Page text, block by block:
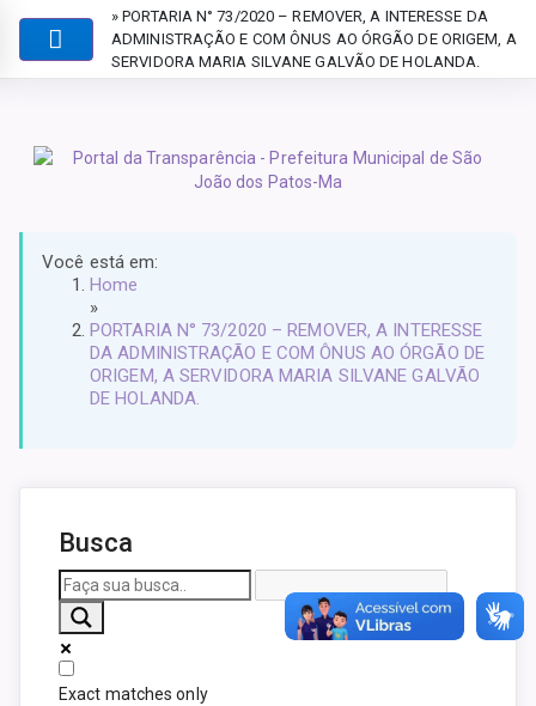
» PORTARIA N° 73/2020 – REMOVER, A INTERESSE DA
ADMINISTRAÇÃO E COM ÔNUS AO ÓRGÃO DE ORIGEM, A
SERVIDORA MARIA SILVANE GALVÃO DE HOLANDA.
Você está em:
Home
»
PORTARIA N° 73/2020 – REMOVER, A INTERESSE
DA ADMINISTRAÇÃO E COM ÔNUS AO ÓRGÃO DE
ORIGEM, A SERVIDORA MARIA SILVANE GALVÃO
DE HOLANDA.
Busca
Exact matches only